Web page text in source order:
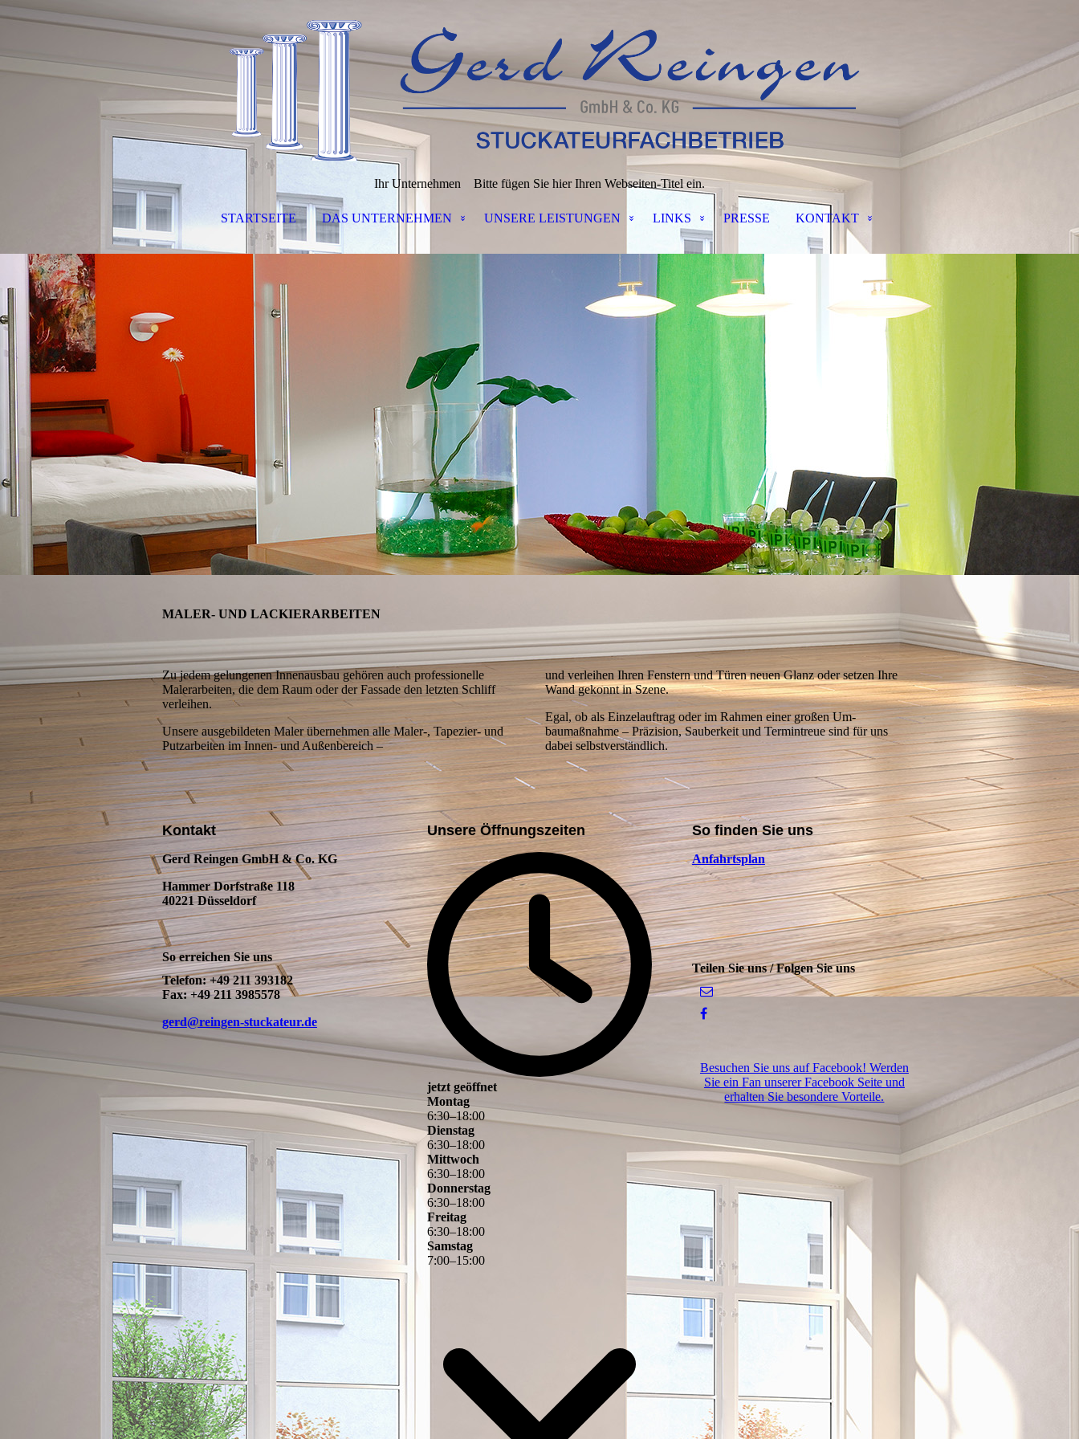
Ihr Unternehmen Bitte fügen Sie hier Ihren Webseiten-Titel ein.
STARTSEITE DAS UNTERNEHMEN UNSERE LEISTUNGEN LINKS PRESSE KONTAKT
MALER- UND LACKIERARBEITEN
Zu jedem gelungenen Innenausbau gehören auch profes­sio­nelle
Malerarbeiten, die dem Raum oder der Fassade den letzten Schliff
verleihen.
Unsere ausgebildeten Maler übernehmen alle Maler-, Tape­zier- und
Putzarbeiten im Innen- und Außenbereich –
und verleihen Ihren Fenstern und Türen neuen Glanz oder setzen Ihre
Wand gekonnt in Szene.
Egal, ob als Einzelauftrag oder im Rahmen einer großen Um­
baumaßnahme – Präzision, Sauberkeit und Termintreue sind für uns
dabei selbstverständlich.
Kontakt
Gerd Reingen GmbH & Co. KG
Hammer Dorfstraße 118
40221 Düsseldorf
So erreichen Sie uns
Telefon: +49 211 393182
Fax: +49 211 3985578
gerd@reingen-stuckateur.de
Unsere Öffnungszeiten
jetzt geöffnet
Montag
6:30–18:00
Dienstag
6:30–18:00
Mittwoch
6:30–18:00
Donnerstag
6:30–18:00
Freitag
6:30–18:00
Samstag
7:00–15:00
So finden Sie uns
Anfahrtsplan
Teilen Sie uns / Folgen Sie uns
Besuchen Sie uns auf Facebook! Werden
Sie ein Fan unserer Facebook Seite und
erhalten Sie besondere Vorteile.